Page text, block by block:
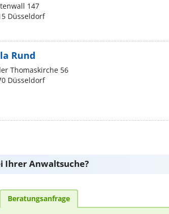
147
Düsseldorf
Rund
Thomaskirche 56
Düsseldorf
Ihrer Anwaltsuche?
Beratungsanfrage